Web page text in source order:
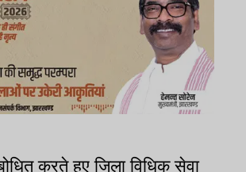
करते हुए जिला विधिक सेवा